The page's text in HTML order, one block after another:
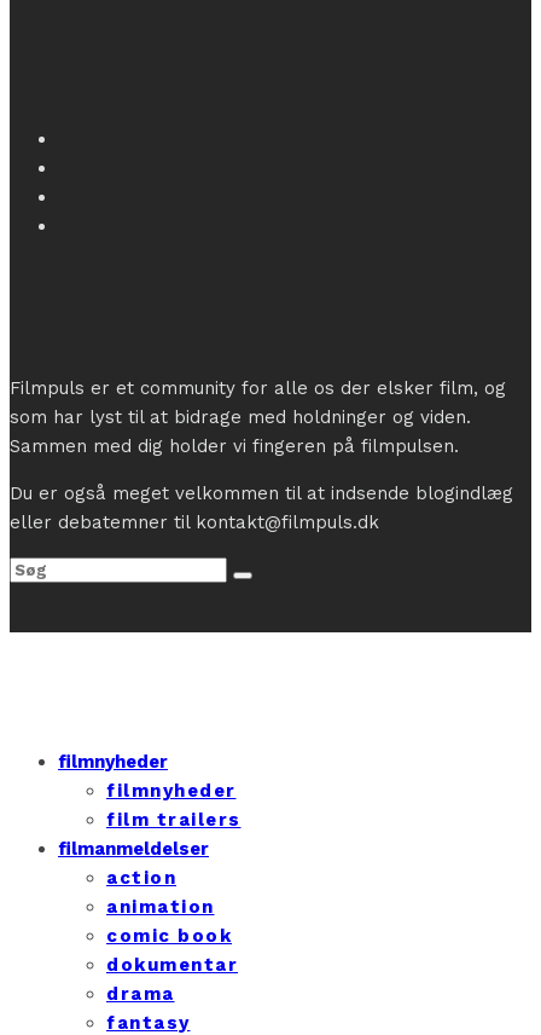
Filmpuls er et community for alle os der elsker film, og
som har lyst til at bidrage med holdninger og viden.
Sammen med dig holder vi fingeren på filmpulsen.
Du er også meget velkommen til at indsende blogindlæg
eller debatemner til kontakt@filmpuls.dk
filmnyheder
filmnyheder
film trailers
filmanmeldelser
action
animation
comic book
dokumentar
drama
fantasy